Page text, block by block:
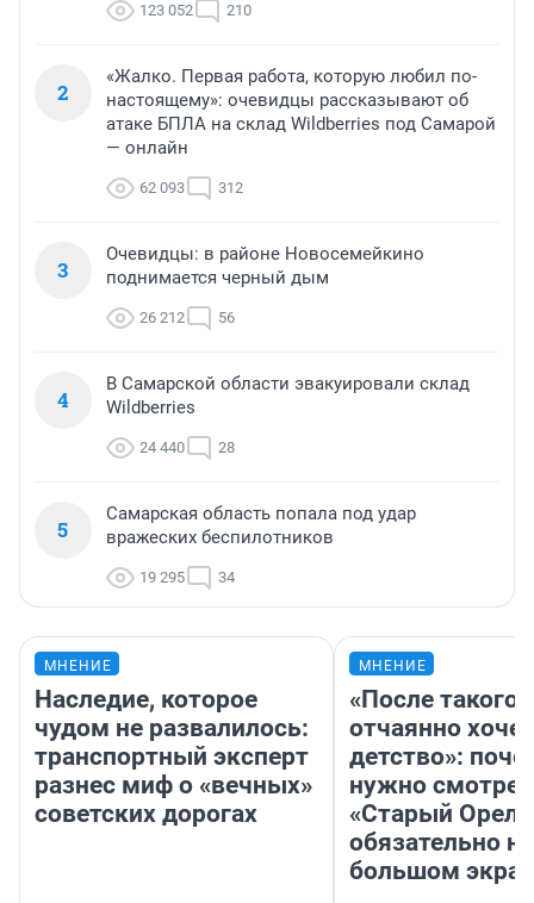
123 052 210
2
«Жалко. Первая работа, которую любил по-
настоящему»: очевидцы рассказывают об
атаке БПЛА на склад Wildberries под Самарой
— онлайн
62 093 312
3
Очевидцы: в районе Новосемейкино
поднимается черный дым
26 212 56
4
В Самарской области эвакуировали склад
Wildberries
24 440 28
5
Самарская область попала под удар
вражеских беспилотников
19 295 34
МНЕНИЕ
Наследие, которое
чудом не развалилось:
транспортный эксперт
разнес миф о «вечных»
советских дорогах
МНЕНИЕ
«После такого
отчаянно
детство»:
нужно
«Старый
обязательно на
большом